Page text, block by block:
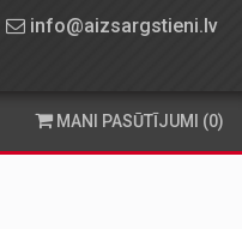
info@aizsargstieni.lv
MANI PASŪTĪJUMI (0)